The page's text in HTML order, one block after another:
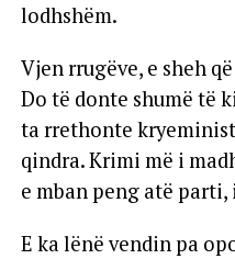
lodhshëm.
Vjen rrugëve, e sheh
Do të donte shumë të
ta rrethonte
qindra. Krimi më i
e mban peng atë
E ka lënë vendin pa